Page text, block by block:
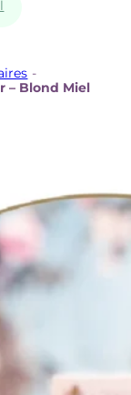
-
– Blond Miel